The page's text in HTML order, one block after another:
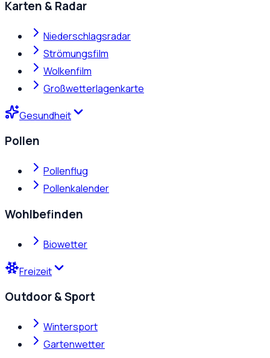
Karten & Radar
Niederschlagsradar
Strömungsfilm
Wolkenfilm
Großwetterlagenkarte
Gesundheit
Pollen
Pollenflug
Pollenkalender
Wohlbefinden
Biowetter
Freizeit
Outdoor & Sport
Wintersport
Gartenwetter